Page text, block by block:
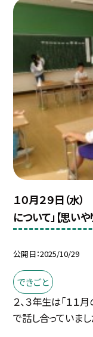
１０月２９日（水
について」【思い
公開日 2025/10/29
できごと
２、３年生は「１１
で話し合っていまし